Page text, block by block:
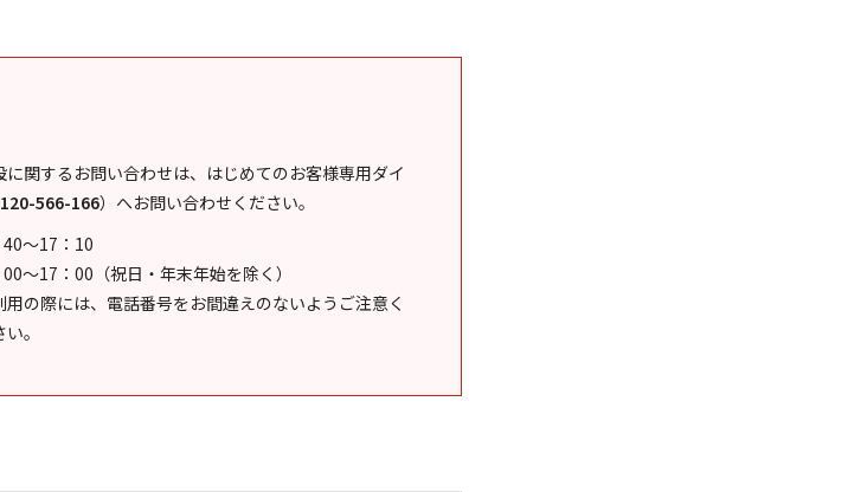
に関するお問い合わせは、はじめてのお客様専用ダイ
566-166） へお問い合わせください。
～17：10
～17：00（祝日・年末年始を除く）
用の際には、電話番号をお間違えのないようご注意く
。